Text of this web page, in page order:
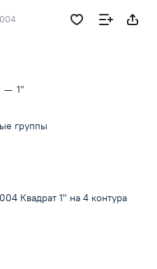
— 1"
группы
Квадрат 1" на 4 контура